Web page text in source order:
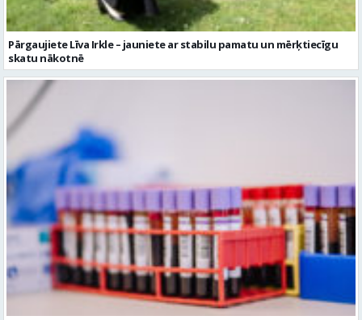
Pārgaujiete Līva Irkle – jauniete ar stabilu pamatu un mērķtiecīgu
skatu nākotnē